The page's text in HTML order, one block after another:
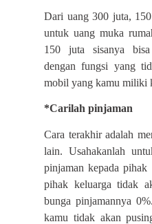
Dari uang 300 juta,
untuk uang muka
150 juta sisanya
dengan fungsi yang
mobil yang kamu miliki
*Carilah pinjaman
Cara terakhir adalah
lain. Usahakanlah
pinjaman kepada pihak
pihak keluarga tidak
bunga pinjamannya
kamu tidak akan